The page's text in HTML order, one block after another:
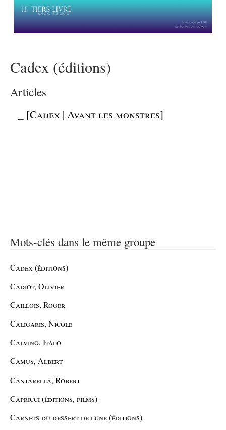
Cadex (éditions)
Articles
[Cadex | Avant les monstres]
Mots-clés dans le même groupe
Cadex (éditions)
Cadiot, Olivier
Caillois, Roger
Caligaris, Nicole
Calvino, Italo
Camus, Albert
Cantarella, Robert
Capricci (éditions, films)
Carnets du dessert de lune (éditions)